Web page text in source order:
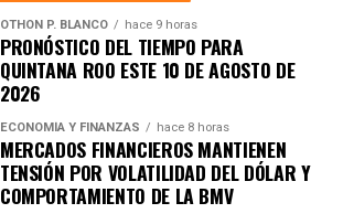
OTHON P. BLANCO hace 9 horas
PRONÓSTICO DEL TIEMPO PARA
QUINTANA ROO ESTE 10 DE AGOSTO DE
2026
ECONOMÍA Y FINANZAS hace 8 horas
MERCADOS FINANCIEROS MANTIENEN
TENSIÓN POR VOLATILIDAD DEL DÓLAR Y
COMPORTAMIENTO DE LA BMV